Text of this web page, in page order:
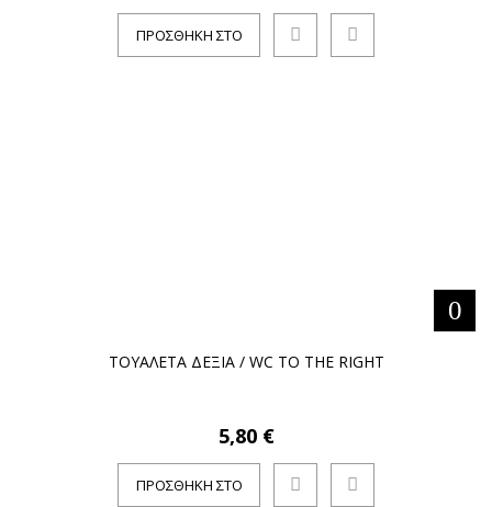
ΠΡΟΣΘΉΚΗ ΣΤΟ
ΤΟΥΑΛΕΤΑ ΔΕΞΙΑ / WC TO THE RIGHT
5,80 €
ΠΡΟΣΘΉΚΗ ΣΤΟ